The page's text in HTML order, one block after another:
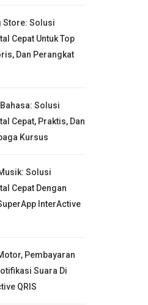
Store: Solusi
Cepat Untuk Top
Dan Perangkat
Solusi
Cepat, Praktis, Dan
Kursus
Solusi
Cepat Dengan
InterActive
Pembayaran
Suara Di
QRIS